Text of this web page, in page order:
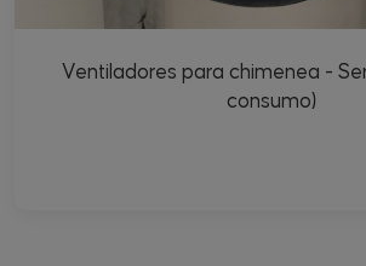
Ventiladores para chimenea -
consumo)